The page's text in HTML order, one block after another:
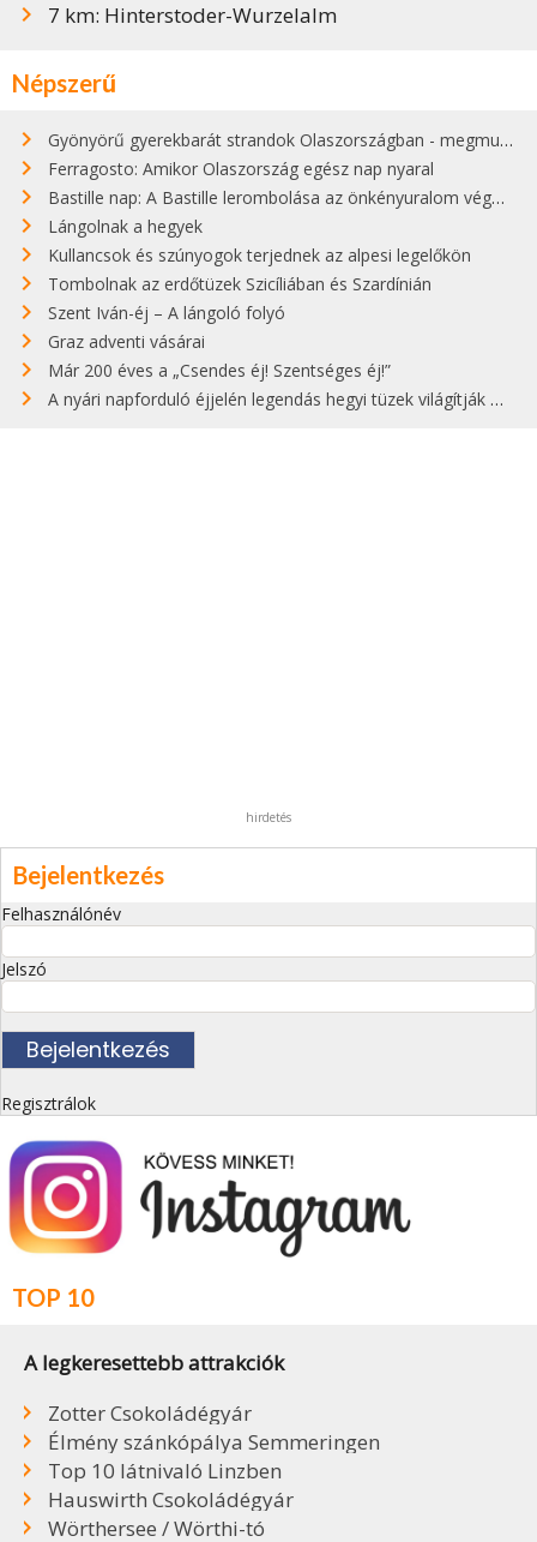
7 km: Hinterstoder-Wurzelalm
Népszerű
Gyönyörű gyerekbarát strandok Olaszországban - megmutatjuk a 15 legjobbat
Ferragosto: Amikor Olaszország egész nap nyaral
Bastille nap: A Bastille lerombolása az önkényuralom végét jelentette
Lángolnak a hegyek
Kullancsok és szúnyogok terjednek az alpesi legelőkön
Tombolnak az erdőtüzek Szicíliában és Szardínián
Szent Iván-éj – A lángoló folyó
Graz adventi vásárai
Már 200 éves a „Csendes éj! Szentséges éj!”
A nyári napforduló éjjelén legendás hegyi tüzek világítják meg Zugspitzét
hirdetés
Bejelentkezés
Felhasználónév
Jelszó
Regisztrálok
TOP 10
A legkeresettebb attrakciók
Zotter Csokoládégyár
Élmény szánkópálya Semmeringen
Top 10 látnivaló Linzben
Hauswirth Csokoládégyár
Wörthersee / Wörthi-tó